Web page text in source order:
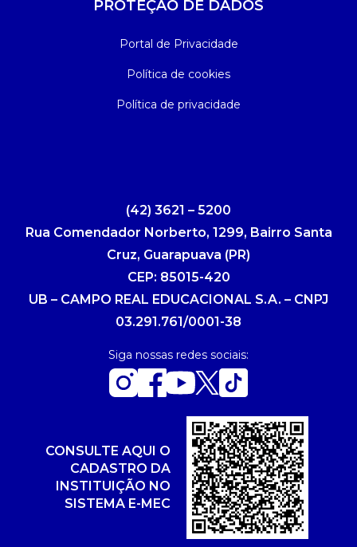
PROTEÇÃO DE DADOS
Portal de Privacidade
Política de cookies
Política de privacidade
(42) 3621 – 5200
Rua Comendador Norberto, 1299, Bairro Santa
Cruz, Guarapuava (PR)
CEP: 85015-420
UB – CAMPO REAL EDUCACIONAL S.A. – CNPJ
03.291.761/0001-38
Siga nossas redes sociais:
CONSULTE AQUI O
CADASTRO DA
INSTITUIÇÃO NO
SISTEMA E-MEC